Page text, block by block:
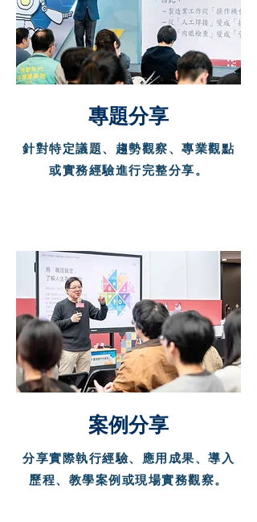
專題分享
針對特定議題、趨勢觀察、專業觀點
或實務經驗進行完整分享。
案例分享
分享實際執行經驗、應用成果、導入
歷程、教學案例或現場實務觀察。